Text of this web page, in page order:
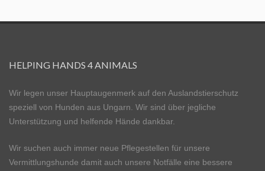
HELPING HANDS 4 ANIMALS
Wir legen unser Hauptaugenmerk auf den Auslandstierschutz
speziell von Hunden aus Ungarn. Wir sind über jegliche
Unterstützung und helfende Hände dankbar.
Wir suchen auch immer neue Pflegestellen für unsere
Vermittlungshunde damit auch unsere Notfälle eine bessere